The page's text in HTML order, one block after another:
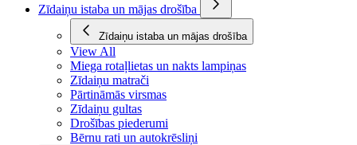
Zīdaiņu istaba un mājas drošība
Zīdaiņu istaba un mājas drošība
View All
Miega rotaļlietas un nakts lampiņas
Zīdaiņu matrači
Pārtināmās virsmas
Zīdaiņu gultas
Drošības piederumi
Bērnu rati un autokrēsliņi